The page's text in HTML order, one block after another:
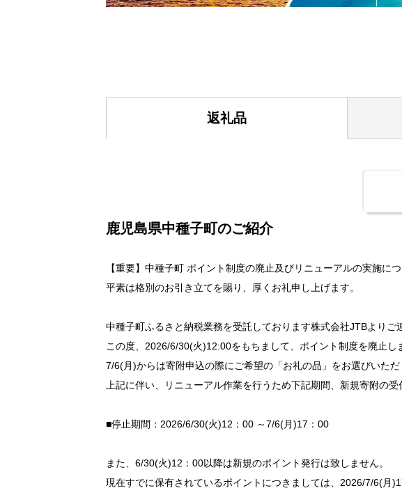
返礼品
鹿児島県中種子町のご紹介
【重要】中種子町 ポイント制度の廃止及びリニューアルの実施に
平素は格別のお引き立てを賜り、厚くお礼申し上げます。
中種子町ふるさと納税業務を受託しております株式会社JTBよりご
この度、2026/6/30(火)12:00をもちまして、ポイント制度を廃止し
7/6(月)からは寄附申込の際にご希望の「お礼の品」をお選びいた
上記に伴い、リニューアル作業を行うため下記期間、新規寄附の受
■停止期間：2026/6/30(火)12：00 ～7/6(月)17：00
また、6/30(火)12：00以降は新規のポイント発行は致しません。
現在すでに保有されているポイントにつきましては、2026/7/6(月